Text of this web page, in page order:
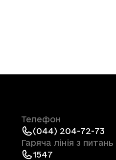
Телефон
(044) 204-72-73
Гаряча лінія з
1547